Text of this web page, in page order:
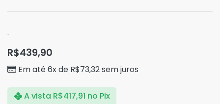
.
R$439,90
Em até 6x de R$73,32sem juros
A vista R$417,91 no Pix